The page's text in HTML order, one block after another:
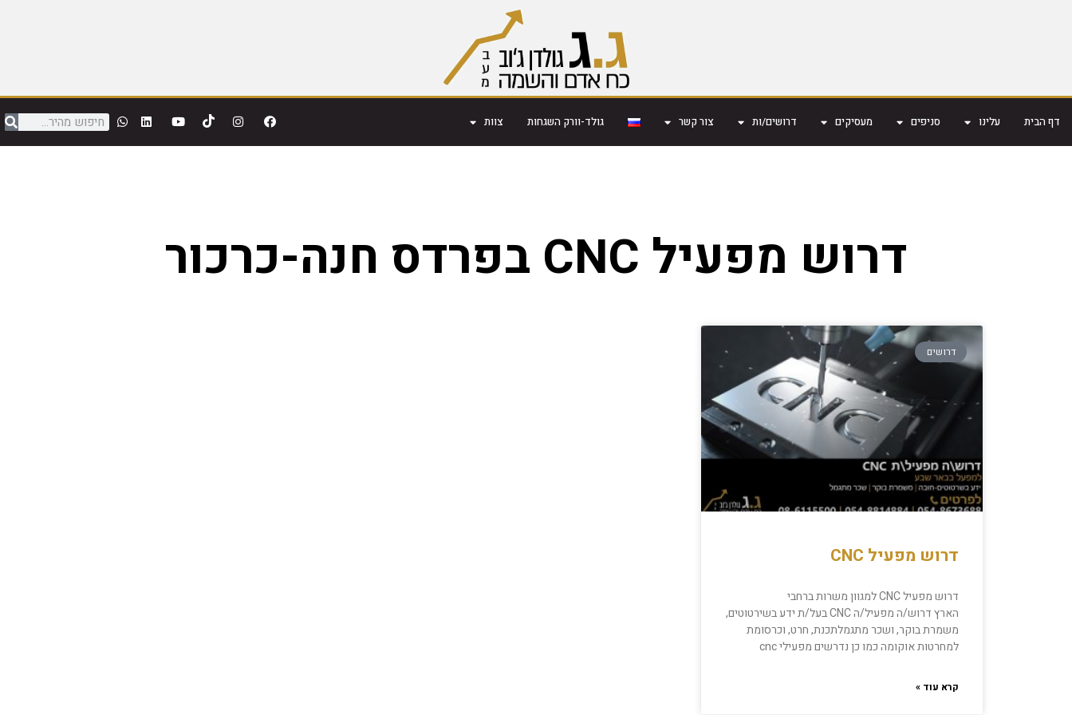
דף הבית עלינו סניפים מעסיקים דרושים/ות צור קשר גולד-וורק השגחות צוות
דרוש מפעיל CNC בפרדס חנה-כרכור
דרושים
דרוש מפעיל CNC
דרוש מפעיל CNC למגוון משרות ברחבי
הארץ דרוש/ה מפעיל/ה CNC בעל/ת ידע בשירטוטים,
משמרת בוקר, ושכר מתגמלתכנת, חרט, וכרסומת
למחרטות אוקומה כמו כן נדרשים מפעילי cnc
קרא עוד »